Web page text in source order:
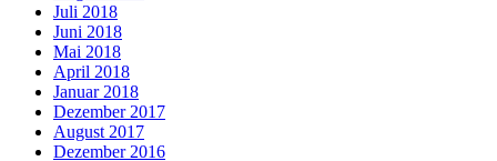
Juli 2018
Juni 2018
Mai 2018
April 2018
Januar 2018
Dezember 2017
August 2017
Dezember 2016